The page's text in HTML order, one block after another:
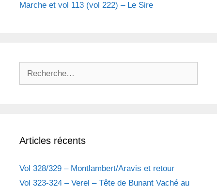
Marche et vol 113 (vol 222) – Le Sire
c
e
Articles récents
Vol 328/329 – Montlambert/Aravis et retour
Vol 323-324 – Verel – Tête de Bunant Vaché au